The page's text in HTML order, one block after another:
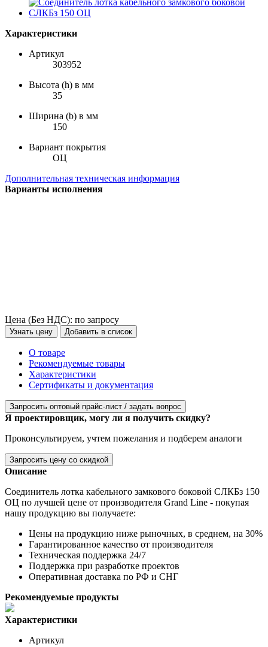
Характеристики
Артикул
303952
Высота (h) в мм
35
Ширина (b) в мм
150
Вариант покрытия
ОЦ
Дополнительная техническая информация
Варианты исполнения
Цена (Без НДС): по запросу
Узнать цену Добавить в список
О товаре
Рекомендуемые товары
Характеристики
Сертификаты и документация
Запросить оптовый прайс-лист / задать вопрос
Я проектировщик, могу ли я получить скидку?
Проконсультируем, учтем пожелания и подберем аналоги
Запросить цену со скидкой
Описание
Соединитель лотка кабельного замкового боковой СЛКБз 150
ОЦ по лучшей цене от производителя Grand Line - покупая
нашу продукцию вы получаете:
Цены на продукцию ниже рыночных, в среднем, на 30%
Гарантированное качество от производителя
Техническая поддержка 24/7
Поддержка при разработке проектов
Оперативная доставка по РФ и СНГ
Рекомендуемые продукты
Характеристики
Артикул